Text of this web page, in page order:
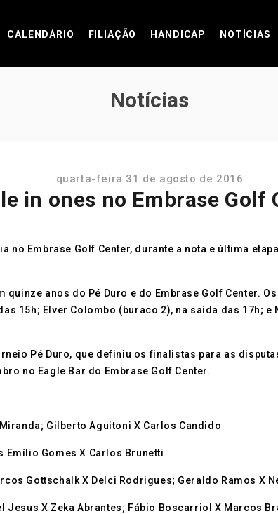
CALENDÁRIO FILIAÇÃO HANDICAP NOTÍCIAS
Notícias
quarta-feira 31 de agosto de 2016
in ones no Embrase Golf
Embrase Golf Center, durante a nota e última
quinze anos do Pé Duro e do Embrase Golf Center.
15h; Elver Colombo (buraco 2), na saída das 17h;
Pé Duro, que definiu os finalistas para as
no Eagle Bar do Embrase Golf Center.
Gilberto Aguitoni X Carlos Candido
Emílio Gomes X Carlos Brunetti
Gottschalk X Delci Rodrigues; Geraldo Ramos X
Jesus X Zeka Abrantes; Fábio Boscarriol X Marcos